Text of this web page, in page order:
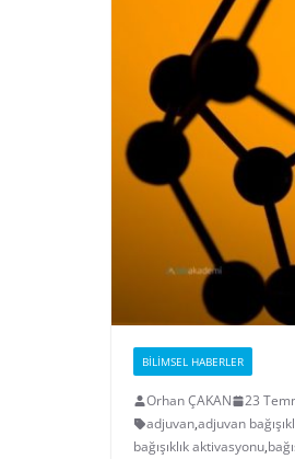
BILIMSEL HABERLER
Orhan ÇAKAN 23
adjuvan,adjuvan
bağışıklık aktivasyonu,